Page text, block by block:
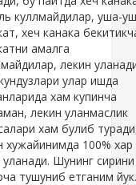
куллмайдилар, уша-
хеч канака
амалга
лекин
улар ишда
хам купинча
лекин уланмаслик
хам булиб
хужайинимда 100% хар
Шунинг сирини
тушуниб етганим йук.